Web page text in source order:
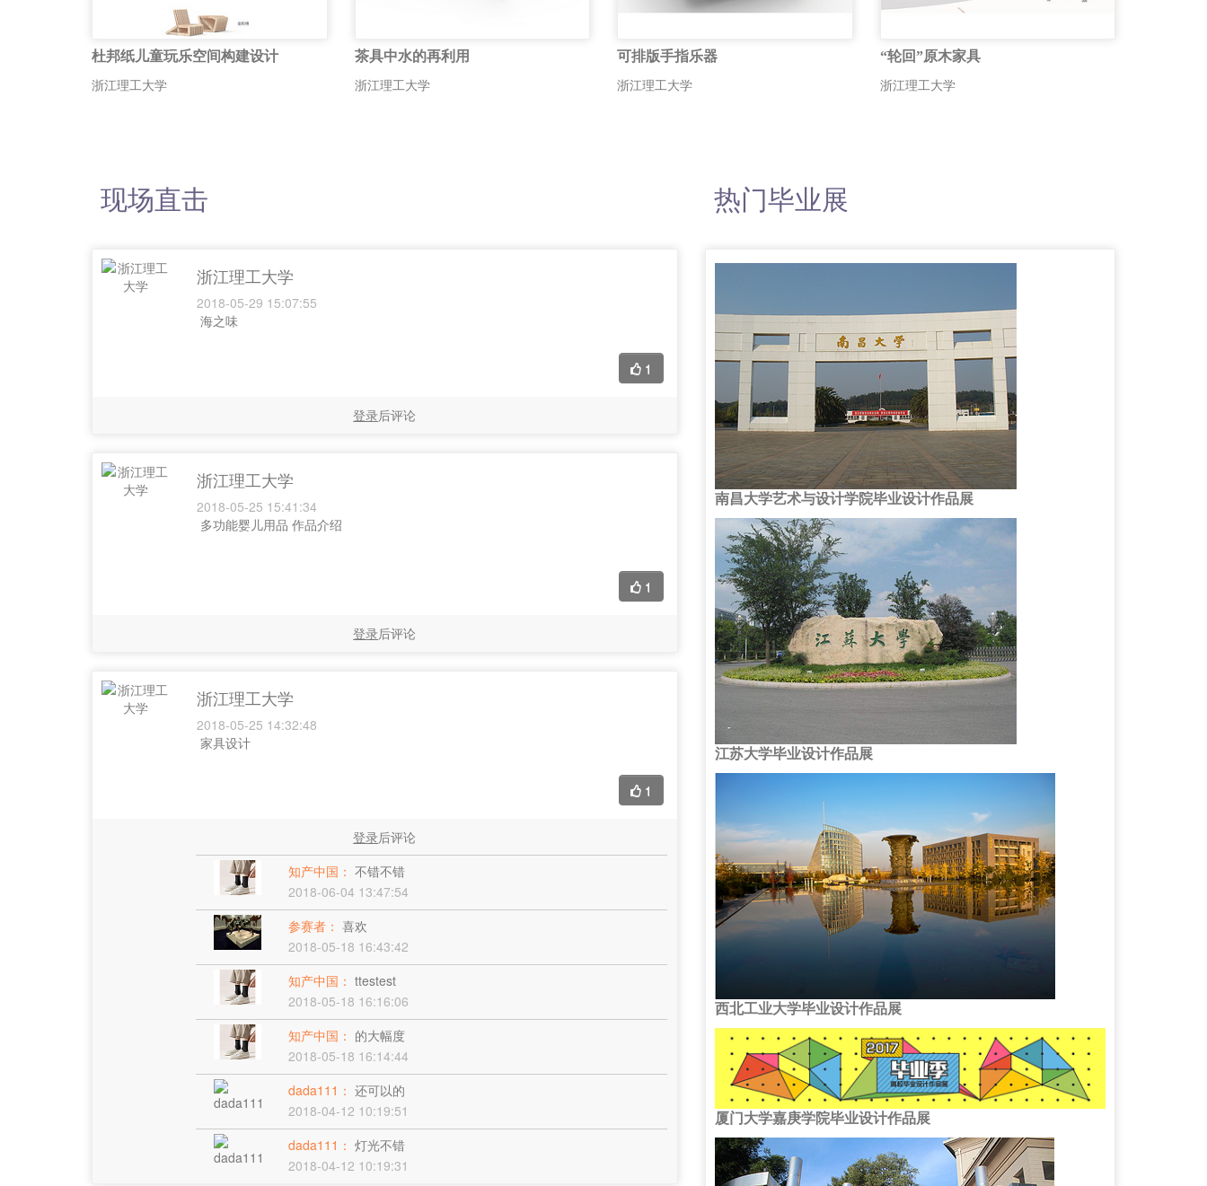
杜邦纸儿童玩乐空间构建设计
浙江理工大学
茶具中水的再利用
浙江理工大学
可排版手指乐器
浙江理工大学
“轮回”原木家具
浙江理工大学
现场直击
浙江理工大学
2018-05-29 15:07:55
海之味
1
登录后评论
浙江理工大学
2018-05-25 15:41:34
多功能婴儿用品 作品介绍
1
登录后评论
浙江理工大学
2018-05-25 14:32:48
家具设计
1
登录后评论
知产中国： 不错不错
2018-06-04 13:47:54
参赛者： 喜欢
2018-05-18 16:43:42
知产中国： ttestest
2018-05-18 16:16:06
知产中国： 的大幅度
2018-05-18 16:14:44
dada111： 还可以的
2018-04-12 10:19:51
dada111： 灯光不错
2018-04-12 10:19:31
热门毕业展
南昌大学艺术与设计学院毕业设计作品展
江苏大学毕业设计作品展
西北工业大学毕业设计作品展
厦门大学嘉庚学院毕业设计作品展